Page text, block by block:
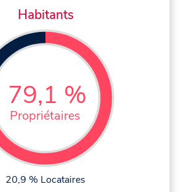
Habitants
79,1 %
Propriétaires
20,9 % Locataires